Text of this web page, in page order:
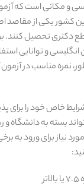
و مکانی است که
کشور یکی از مقاصد
دکتری تحصیل کنند.
و توانایی
نمره مناسب در
خاص خود را برای
بسته به دانشگاه
نیاز برای ورود به